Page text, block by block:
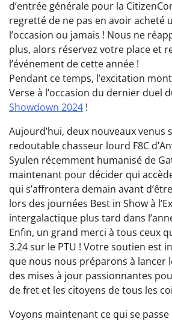
d’entrée générale pour la
regretté de ne pas en avoir acheté
l’occasion ou jamais ! Nous ne
plus, alors réservez votre place et
l’événement de cette année !
Pendant ce temps, l’excitation
Verse à l’occasion du dernier duel
Showdown 2024 !
Aujourd’hui, deux nouveaux venus
redoutable chasseur lourd F8C
Syulen récemment humanisé de
maintenant pour décider qui
qui s’affrontera demain avant
lors des journées Best in Show à
intergalactique plus tard dans
Enfin, un grand merci à tous ceux
3.24 sur le PTU ! Votre soutien est
que nous nous préparons à lancer
des mises à jour passionnantes
de fret et les citoyens de tous les
Voyons maintenant ce qui se